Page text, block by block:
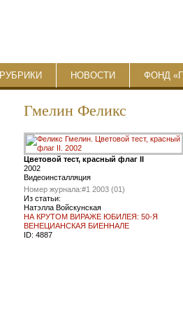
РУБРИКИ НОВОСТИ ФОНД
Гмелин Феликс
Цветовой тест, красный флаг II
2002
Видеоинсталляция
Номер журнала:#1 2003 (01)
Из статьи:
Натэлла Войскунская
НА КРУТОМ ВИРАЖЕ ЮБИЛЕЯ: 50-Я
ВЕНЕЦИАНСКАЯ БИЕННАЛЕ
ID: 4887